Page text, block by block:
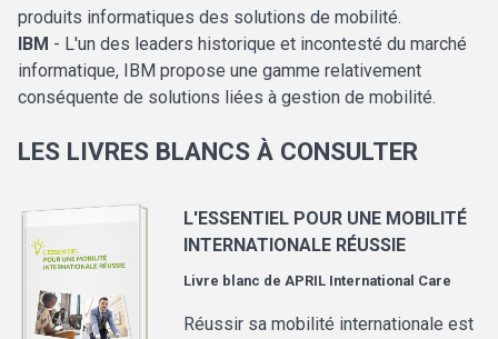
produits informatiques des solutions de mobilité.
IBM - L'un des leaders historique et incontesté du marché
informatique, IBM propose une gamme relativement
conséquente de solutions liées à gestion de mobilité.
LES LIVRES BLANCS À CONSULTER
L'ESSENTIEL POUR UNE MOBILITÉ
INTERNATIONALE RÉUSSIE
Livre blanc deAPRIL International Care
Réussir sa mobilité internationale est